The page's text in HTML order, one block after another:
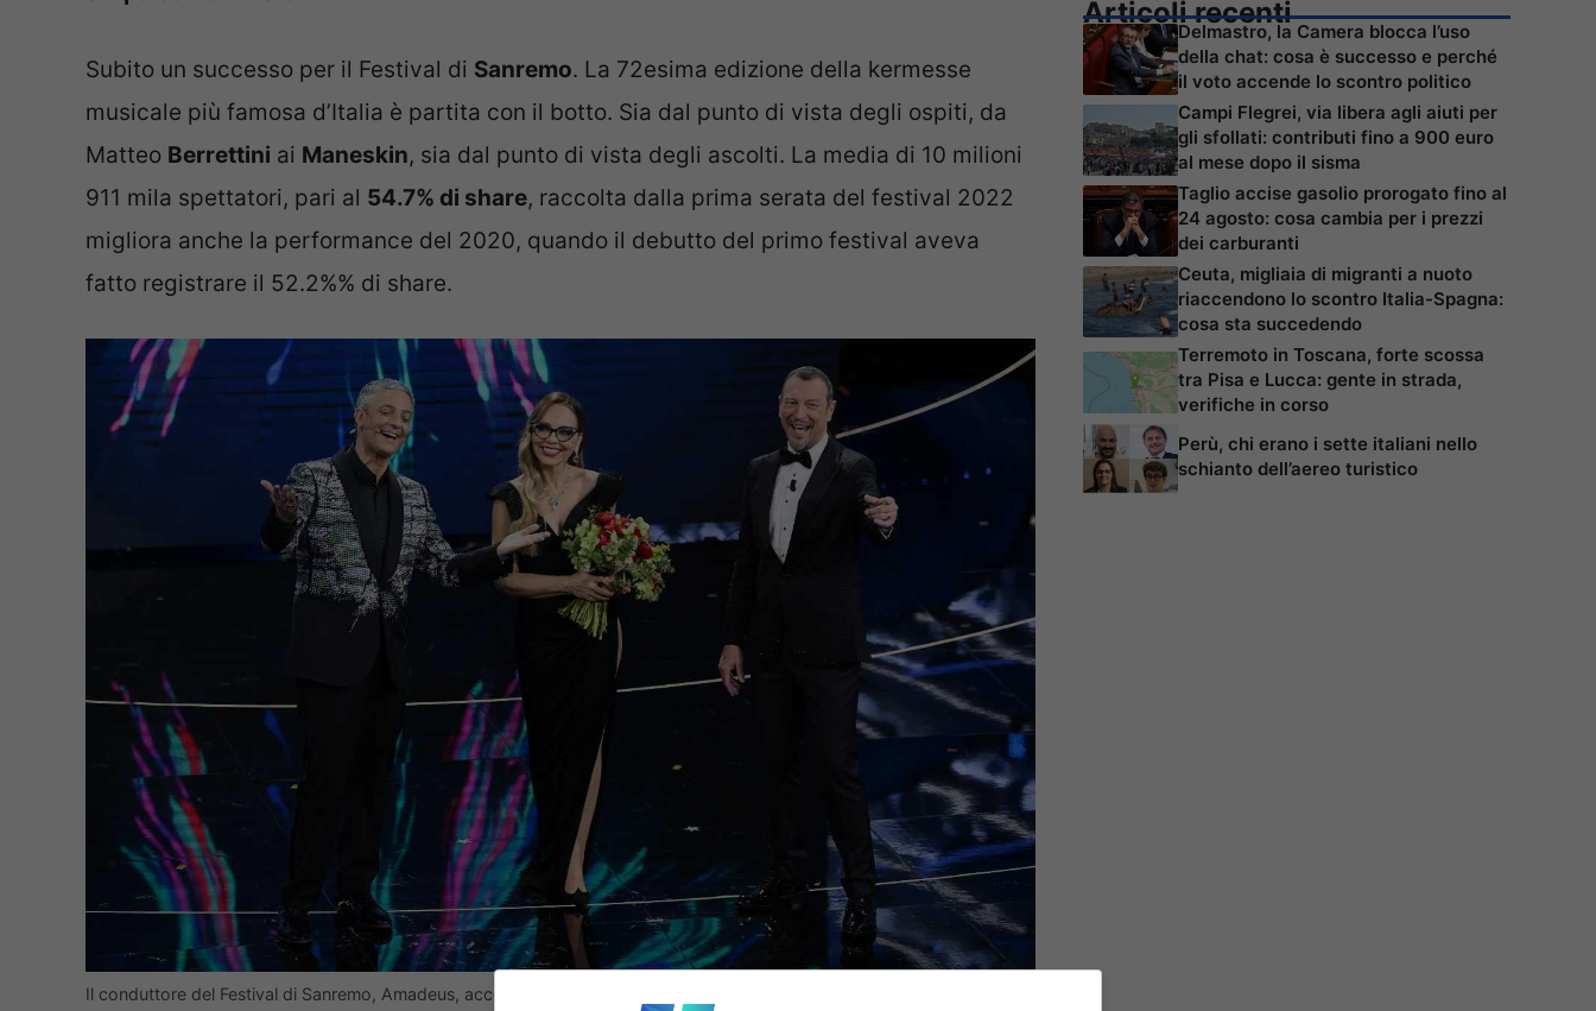
Subito un successo per il Festival di Sanremo. La 72esima edizione della kermesse
musicale più famosa d’Italia è partita con il botto. Sia dal punto di vista degli ospiti, da
Matteo Berrettini ai Maneskin, sia dal punto di vista degli ascolti. La media di 10 milioni
911 mila spettatori, pari al 54.7% di share, raccolta dalla prima serata del festival 2022
migliora anche la performance del 2020, quando il debutto del primo festival aveva
fatto registrare il 52.2%% di share.
Il conduttore del Festival di Sanremo, Amadeus, accompagnato da Ornella Muti e Fiorello (Getty Images)
Articoli recenti
Delmastro, la Camera blocca l’uso
della chat: cosa è successo e perché
il voto accende lo scontro politico
Campi Flegrei, via libera agli aiuti per
gli sfollati: contributi fino a 900 euro
al mese dopo il sisma
Taglio accise gasolio prorogato fino al
24 agosto: cosa cambia per i prezzi
dei carburanti
Ceuta, migliaia di migranti a nuoto
riaccendono lo scontro Italia-Spagna:
cosa sta succedendo
Terremoto in Toscana, forte scossa
tra Pisa e Lucca: gente in strada,
verifiche in corso
Perù, chi erano i sette italiani nello
schianto dell’aereo turistico